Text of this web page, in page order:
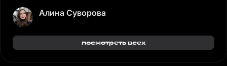
Алина Суворова
посмотреть всех